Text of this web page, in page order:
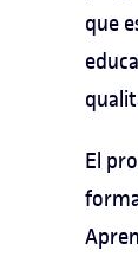
que
El